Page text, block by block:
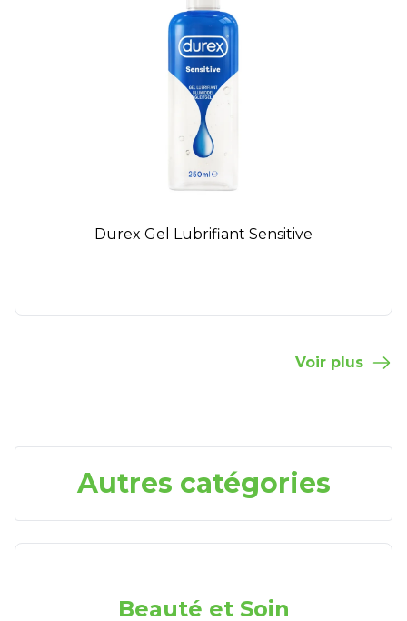
Durex Gel Lubrifiant Sensitive
Voir plus
Autres catégories
Beauté et Soin